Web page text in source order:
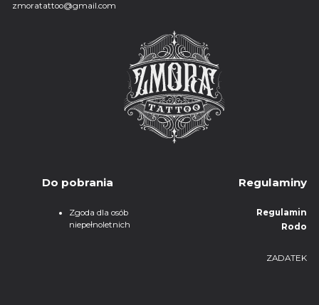
zmoratattoo@gmail.com
Do pobrania
Zgoda dla osób
niepełnoletnich
Regulaminy
Regulamin
Rodo
ZADATEK